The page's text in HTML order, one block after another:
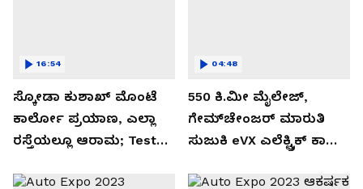
ಸ್ಕೋಡಾ ಕುಶಾಖ್ ಮೊಂಟೆ
ಕಾರ್ಲೋ ಪ್ರಯಾಣ, ಎಲ್ಲಾ
ರಸ್ತೆಯಲ್ಲೂ ಆರಾಮ; Test
16:54
550 ಕಿ.ಮೀ ಮೈಲೇಜ್,
ಗೇಮ್‌ಚೇಂಜರ್ ಮಾರುತಿ
ಸುಜುಕಿ eVX ಎಲೆಕ್ಟ್ರಿಕ್ ಕಾರು
04:48